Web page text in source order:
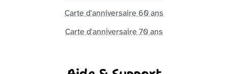
Carte d'anniversaire 60 ans
Carte d'anniversaire 70 ans